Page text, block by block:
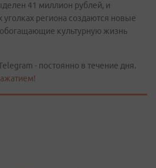
41 миллион рублей, и
уголках региона создаются новые
культурную жизнь
- постоянно в течение дня.